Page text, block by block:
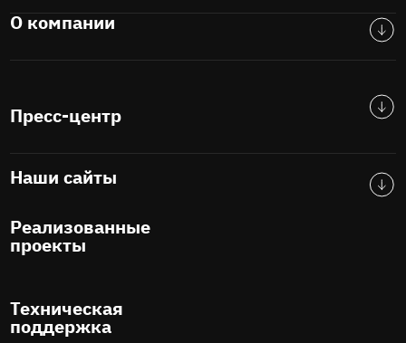
О компании
Пресс-центр
Наши сайты
Реализованные
проекты
Техническая
поддержка